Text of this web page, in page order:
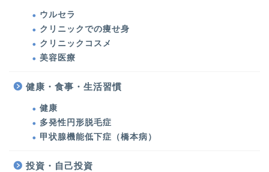
ウルセラ
クリニックでの痩せ身
クリニックコスメ
美容医療
健康・食事・生活習慣
健康
多発性円形脱毛症
甲状腺機能低下症（橋本病）
投資・自己投資